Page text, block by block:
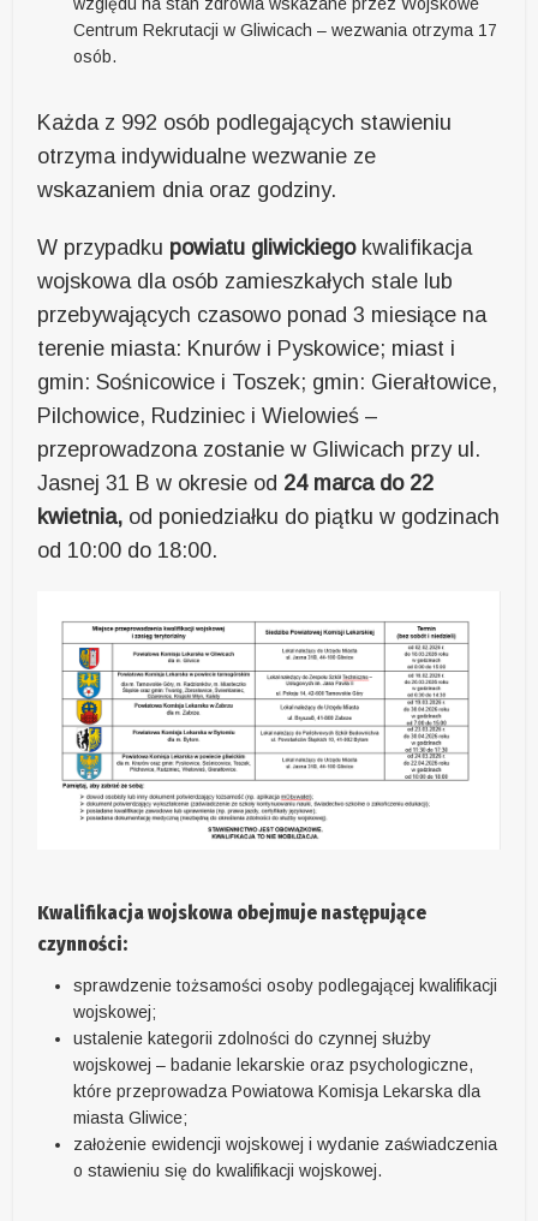
Centrum Rekrutacji w Gliwicach – wezwania otrzyma 17
osób.
Każda z 992 osób podlegających stawieniu
otrzyma indywidualne wezwanie ze
wskazaniem dnia oraz godziny.
W przypadku powiatu gliwickiegokwalifikacja
wojskowa dla osób zamieszkałych stale lub
przebywających czasowo ponad 3 miesiące na
terenie miasta: Knurów i Pyskowice; miast i
gmin: Sośnicowice i Toszek; gmin: Gierałtowice,
Pilchowice, Rudziniec i Wielowieś –
przeprowadzona zostanie w Gliwicach przy ul.
Jasnej 31 B w okresie od 24 marca do 22
kwietnia, od poniedziałku do piątku w godzinach
od 10:00 do 18:00.
Kwalifikacja wojskowa obejmuje następujące
czynności:
sprawdzenie tożsamości osoby podlegającej kwalifikacji
wojskowej;
ustalenie kategorii zdolności do czynnej służby
wojskowej – badanie lekarskie oraz psychologiczne,
które przeprowadza Powiatowa Komisja Lekarska dla
miasta Gliwice;
założenie ewidencji wojskowej i wydanie zaświadczenia
o stawieniu się do kwalifikacji wojskowej.